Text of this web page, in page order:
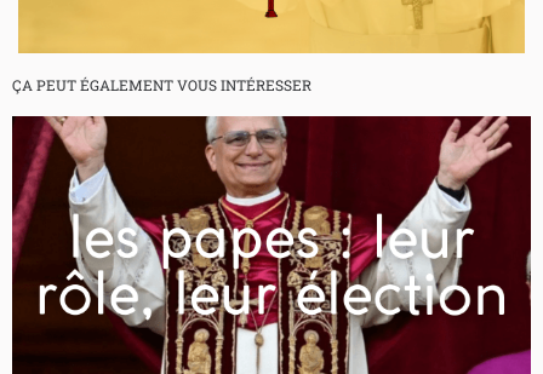
ÇA PEUT ÉGALEMENT VOUS INTÉRESSER